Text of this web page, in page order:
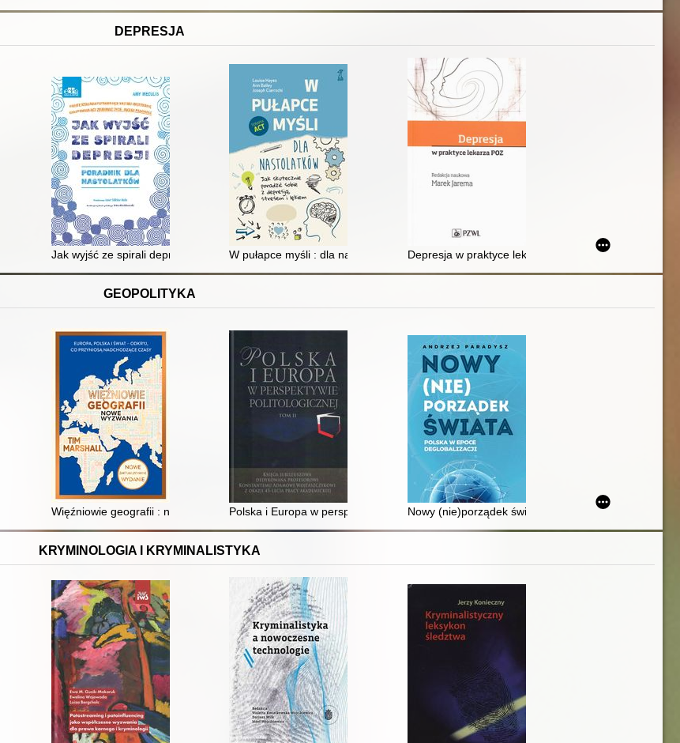
DEPRESJA
: jak uodpornić się na stres, depresję i wypalenie zawodowe
Jak wyjść ze spirali depresji : poradnik dla nastolatków : proste działania poprawiające nastrój i motywację oraz pomagające
W pułapce myśli : dla nastolatków : jak skutecznie poradzić sobie z depresją, stresem i
Depresja w praktyce lekarza POZ
GEOPOLITYKA
w geopolityce
Więźniowie geografii : nowe wyzwaniaPolska i Europa w perspektywie politologicznej : księga jubileuszowa dedykowana
Nowy (nie)porządek świata : Polska w epoce
KRYMINOLOGIA I KRYMINALISTYKA